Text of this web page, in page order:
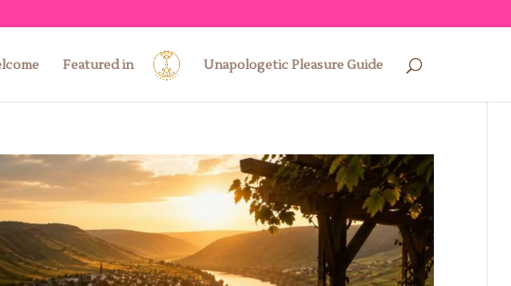
Featured in Unapologetic Pleasure Guide